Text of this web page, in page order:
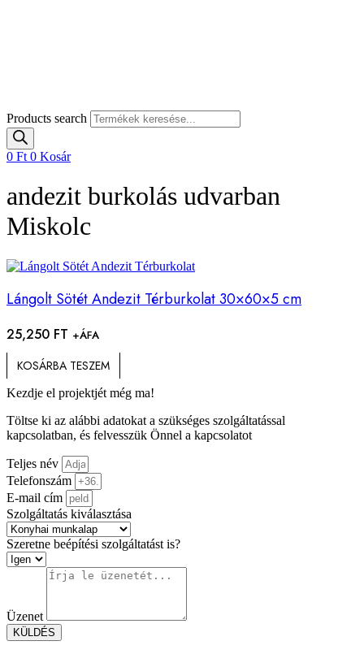
Products search
0 Ft 0 Kosár
andezit burkolás udvarban
Miskolc
Lángolt Sötét Andezit Térburkolat 30×60×5 cm
25,250 FT +ÁFA
KOSÁRBA TESZEM
Kezdje el projektjét még ma!
Töltse ki az alábbi adatokat a szükséges szolgáltatással
kapcsolatban, és felvesszük Önnel a kapcsolatot
Teljes név
Telefonszám
E-mail cím
Szolgáltatás kiválasztása
Szeretne beépítési szolgáltatást is?
Üzenet
KÜLDÉS